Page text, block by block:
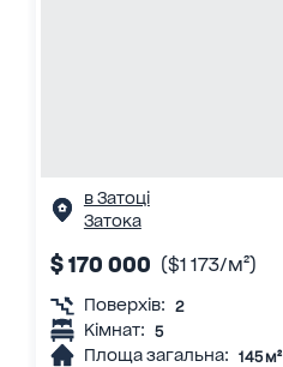
в Затоці
Затока
$ 170 000 ($1 173/м²)
Поверхів: 2
Кімнат: 5
Площа загальна: 145 м²